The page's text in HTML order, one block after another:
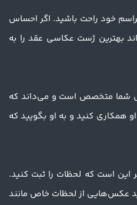
خود راحت باشید. اگر احساس
بهترین ژست عکاسی عقد را به
شما متخصص است و می‌داند که
همکاری کنید و به او بگویید که
این است که لحظات را ثبت کنید.
عکس‌هایی از لحظات خاص مانند